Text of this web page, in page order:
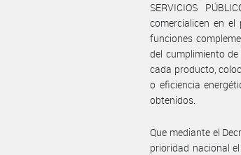
SERVICIOS
comercialicen en
funciones
del cumplimiento
cada producto,
o eficiencia
obtenidos.
Que mediante el
prioridad nacional